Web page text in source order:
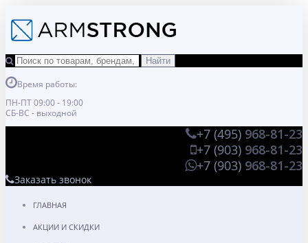
Время работы:
ПН-ПТ 09:00 - 19:00
СБ-ВС - выходной
+7 (495) 968-81-23
+7 (903) 968-81-23
+7 (903) 968-81-23
Заказать звонок
ГЛАВНАЯ
АКЦИИ И СКИДКИ